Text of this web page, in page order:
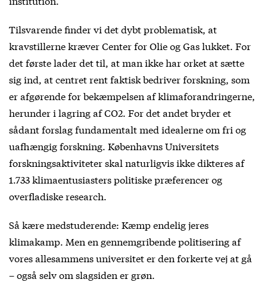
Tilsvarende finder vi det dybt problematisk, at
kravstillerne kræver Center for Olie og Gas lukket. For
det første lader det til, at man ikke har orket at sætte
sig ind, at centret rent faktisk bedriver forskning, som
er afgørende for bekæmpelsen af klimaforandringerne,
herunder i lagring af CO2. For det andet bryder et
sådant forslag fundamentalt med idealerne om fri og
uafhængig forskning. Københavns Universitets
forskningsaktiviteter skal naturligvis ikke dikteres af
1.733 klimaentusiasters politiske præferencer og
overfladiske research.
Så kære medstuderende: Kæmp endelig jeres
klimakamp. Men en gennemgribende politisering af
vores allesammens universitet er den forkerte vej at gå
– også selv om slagsiden er grøn.